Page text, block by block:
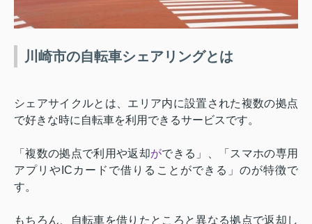
川崎市の自転車シェアリングとは
シェアサイクルとは、エリア内に設置された複数の拠点
で好きな時に自転車を利用できるサービスです。
「複数の拠点で利用や返却ができる」、「スマホの専用
アプリや IC カードで借りることができる」のが特徴で
す。
もちろん、自転車を借りたところと異なる拠点で返却し